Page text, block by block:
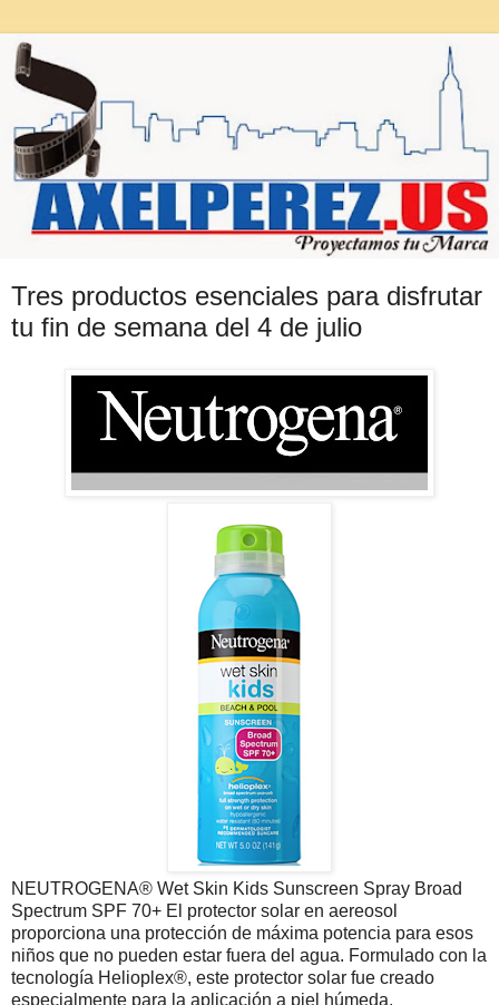
Tres productos esenciales para disfrutar
tu fin de semana del 4 de julio
NEUTROGENA® Wet Skin Kids Sunscreen Spray Broad
Spectrum SPF 70+ El protector solar en aereosol
proporciona una protección de máxima potencia para esos
niños que no pueden estar fuera del agua. Formulado con la
tecnología Helioplex®, este protector solar fue creado
especialmente para la aplicación a piel húmeda.